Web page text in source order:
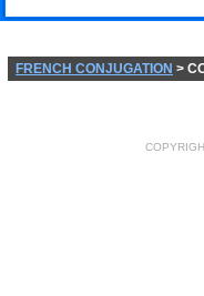
FRENCH CONJUGATION >